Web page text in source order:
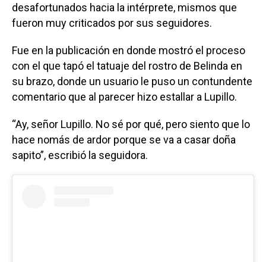
desafortunados hacia la intérprete, mismos que
fueron muy criticados por sus seguidores.
Fue en la publicación en donde mostró el proceso
con el que tapó el tatuaje del rostro de Belinda en
su brazo, donde un usuario le puso un contundente
comentario que al parecer hizo estallar a Lupillo.
“Ay, señor Lupillo. No sé por qué, pero siento que lo
hace nomás de ardor porque se va a casar doña
sapito”, escribió la seguidora.